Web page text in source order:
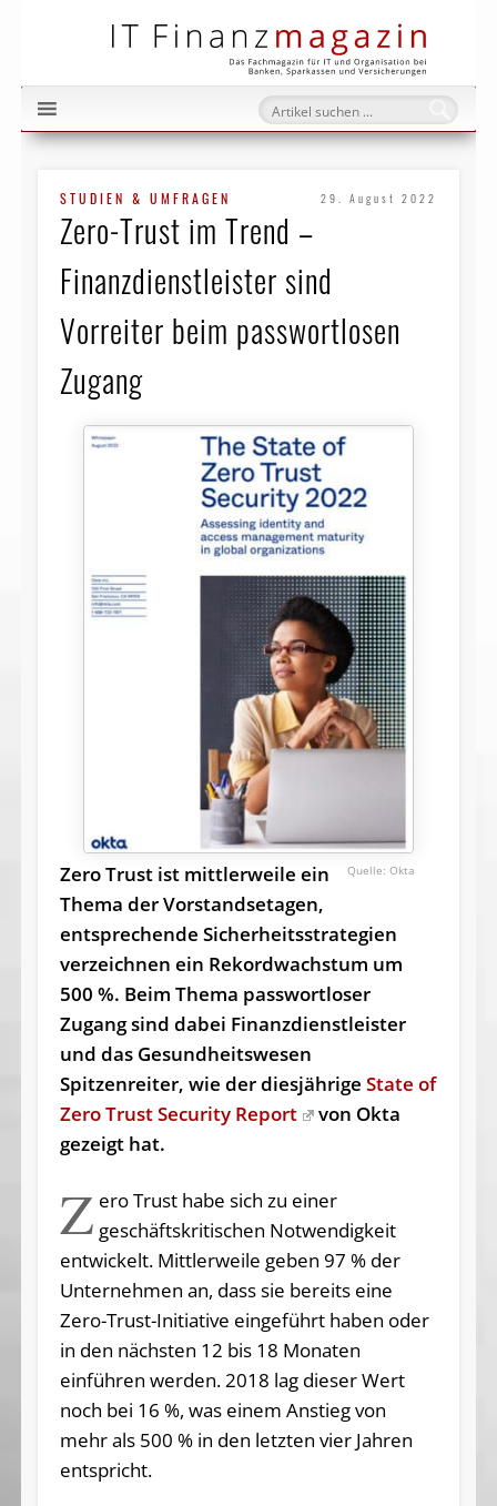
STUDIEN & UMFRAGEN 29. August 2022
Zero-Trust im Trend –
Finanzdienstleister sind
Vorreiter beim passwortlosen
Zugang
Okta
Zero Trust ist mittlerweile ein
Thema der Vorstandsetagen,
entsprechende Sicherheitsstrategien
verzeichnen ein Rekordwachstum um
500 %. Beim Thema passwortloser
Zugang sind dabei Finanzdienstleister
und das Gesundheitswesen
Spitzenreiter, wie der diesjährige State of
Zero Trust Security Report
von Okta
gezeigt hat.
Z ero Trust habe sich zu einer
geschäftskritischen Notwendigkeit
entwickelt. Mittlerweile geben 97 % der
Unternehmen an, dass sie bereits eine
Zero-Trust-Initiative eingeführt haben oder
in den nächsten 12 bis 18 Monaten
einführen werden. 2018 lag dieser Wert
noch bei 16 %, was einem Anstieg von
mehr als 500 % in den letzten vier Jahren
entspricht.